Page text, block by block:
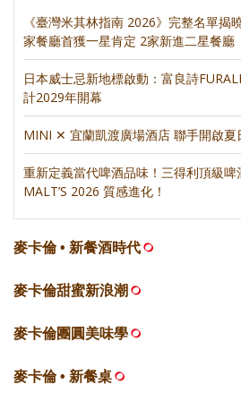
《臺灣米其林指南 2026》完整名單揭
家餐廳首獲一星肯定 2家新進二星餐廳
日本威士忌新地標啟動：富良詩
計2029年開幕
MINI ✕ 宜蘭凱渡廣場酒店 聯手開啟夏
重新定義當代啤酒品味！三得利頂級
MALT’S 2026 質感進化！
麥卡倫 • 新餐酒時代
麥卡倫甜蜜新浪潮
麥卡倫團圓美味學
麥卡倫 • 新餐桌